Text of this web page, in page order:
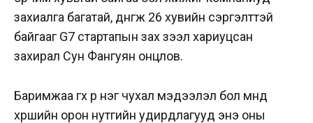
захиалга багатай, дөнгөж 26 хувийн сэргэлттэй
байгааг G7 стартапын зах зээл хариуцсан
захирал Сун Фангуян онцлов.
Баримжаа өгөх өөр нэг чухал мэдээлэл бол өмнөд
хөршийн орон нутгийн удирдлагууд энэ оны